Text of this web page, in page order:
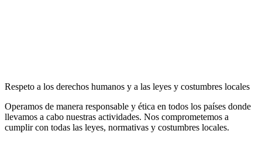
Respeto a los derechos humanos y a las leyes y costumbres locales
Operamos de manera responsable y ética en todos los países donde
llevamos a cabo nuestras actividades. Nos comprometemos a
cumplir con todas las leyes, normativas y costumbres locales.